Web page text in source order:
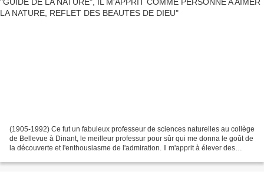
(1905-1992) Ce fut un fabuleux professeur de sciences naturelles au collège
de Bellevue à Dinant, le meilleur professur pour sûr qui me donna le goût de
la découverte et l'enthousiasme de l'admiration. Il m'apprit à élever des